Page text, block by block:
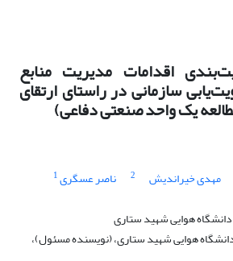
اقدامات مدیریت منابع
سازمانی در راستای ارتقای
یک واحد صنعتی دفاعی)
مهدی خیراندیش 2 ناصر عسگری1
هوایی شهید ستاری
هوایی شهید ستاری، (نویسنده مسئول)،